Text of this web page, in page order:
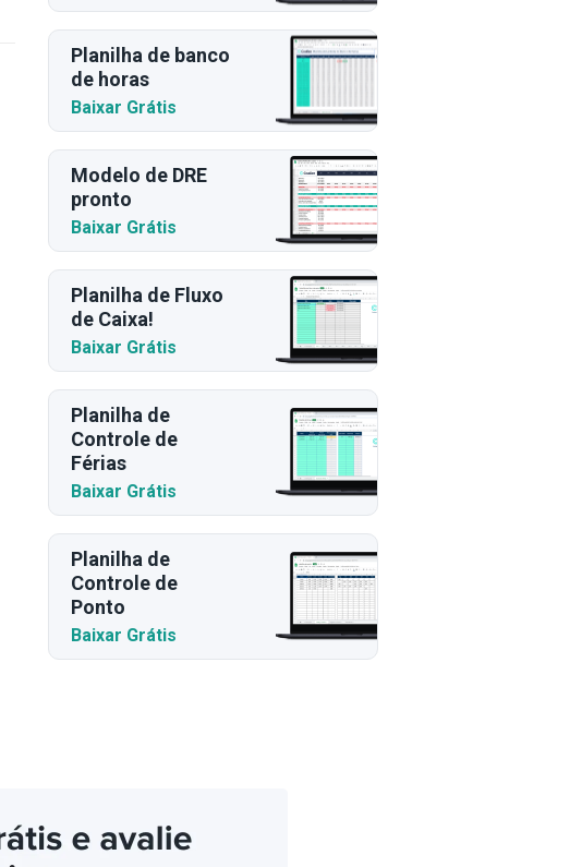
Planilha de banco
de horas
Baixar Grátis
Modelo de DRE
pronto
Baixar Grátis
Planilha de Fluxo
de Caixa!
Baixar Grátis
Planilha de
Controle de
Férias
Baixar Grátis
Planilha de
Controle de
Ponto
Baixar Grátis